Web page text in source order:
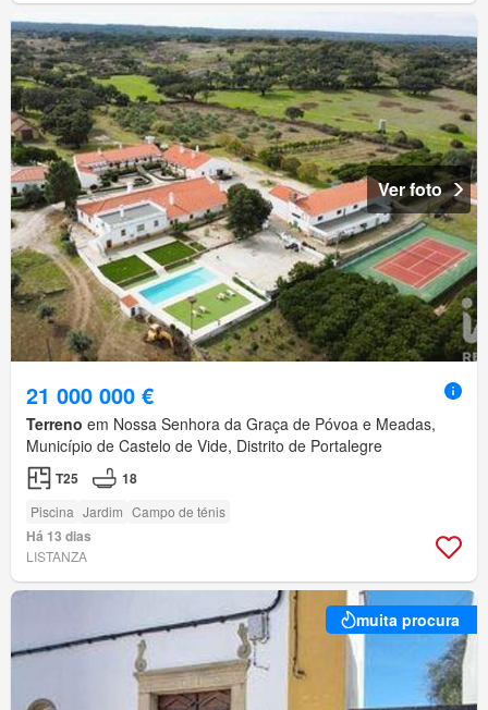
Ver foto
21 000 000 €
Terreno em Nossa Senhora da Graça de Póvoa e Meadas,
Município de Castelo de Vide, Distrito de Portalegre
T25 18
Piscina Jardim Campo de ténis
Há 13 dias
LISTANZA
muita procura